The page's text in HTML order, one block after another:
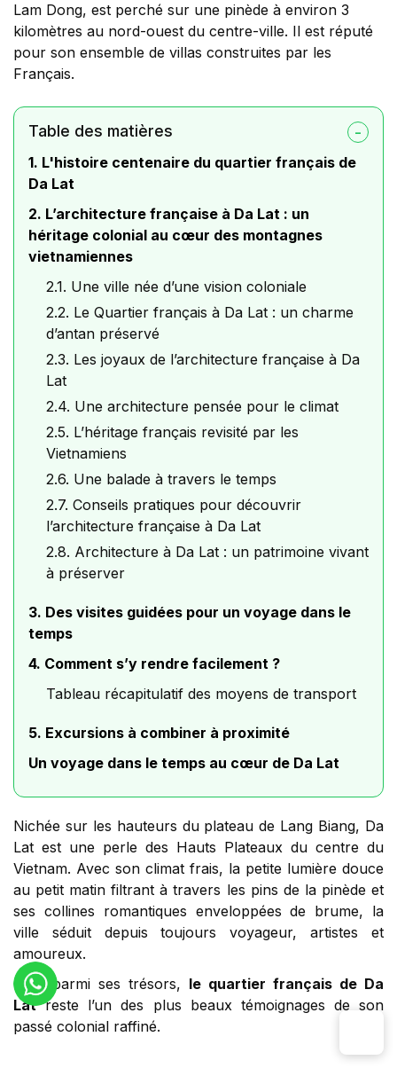
Lam Dong, est perché sur une pinède à environ 3
kilomètres au nord-ouest du centre-ville. Il est réputé
pour son ensemble de villas construites par les
Français.
Table des matières
1. L'histoire centenaire du quartier français de
Da Lat
2. L’architecture française à Da Lat : un
héritage colonial au cœur des montagnes
vietnamiennes
2.1. Une ville née d’une vision coloniale
2.2. Le Quartier français à Da Lat : un charme
d’antan préservé
2.3. Les joyaux de l’architecture française à Da
Lat
2.4. Une architecture pensée pour le climat
2.5. L’héritage français revisité par les
Vietnamiens
2.6. Une balade à travers le temps
2.7. Conseils pratiques pour découvrir
l’architecture française à Da Lat
2.8. Architecture à Da Lat : un patrimoine vivant
à préserver
3. Des visites guidées pour un voyage dans le
temps
4. Comment s’y rendre facilement ?
Tableau récapitulatif des moyens de transport
5. Excursions à combiner à proximité
Un voyage dans le temps au cœur de Da Lat
Nichée sur les hauteurs du plateau de Lang Biang, Da
Lat est une perle des Hauts Plateaux du centre du
Vietnam. Avec son climat frais, la petite lumière douce
au petit matin filtrant à travers les pins de la pinède et
ses collines romantiques enveloppées de brume, la
ville séduit depuis toujours voyageur, artistes et
amoureux.
Mais parmi ses trésors, le quartier français de Da
Latreste l’un des plus beaux témoignages de son
passé colonial raffiné.